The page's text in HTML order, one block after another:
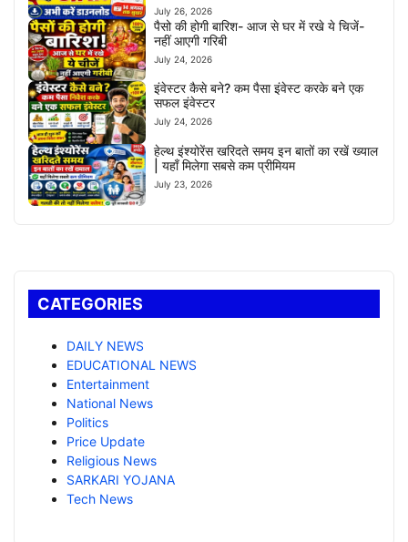
July 26, 2026
पैसो की होगी बारिश- आज से घर में रखे ये चिजें-
नहीं आएगी गरिबी
July 24, 2026
इंवेस्टर कैसे बने? कम पैसा इंवेस्ट करके बने एक
सफल इंवेस्टर
July 24, 2026
हेल्थ इंश्योरेंस खरिदते समय इन बातों का रखें ख्याल
| यहाँ मिलेगा सबसे कम प्रीमियम
July 23, 2026
CATEGORIES
DAILY NEWS
EDUCATIONAL NEWS
Entertainment
National News
Politics
Price Update
Religious News
SARKARI YOJANA
Tech News